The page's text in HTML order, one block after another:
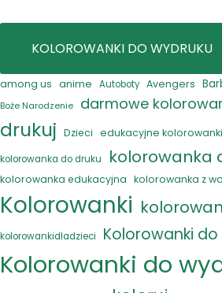
KOLOROWANKI DO WYDRUKU
among us anime Autoboty Avengers
Boże Narodzenie darmowe
drukuj Dzieci edukacyjne kolorowanki
kolorowanka do druku kolorowanka
kolorowanka edukacyjna kolorowanka z
Kolorowanki
kolorowankidladzieci Kolorowanki do
Kolorowanki do